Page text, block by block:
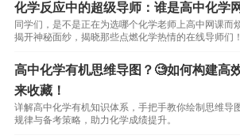
化学反应中的超级导师：谁是高中化学
同学们，是不是正在为选哪个化学老师上高中网课而
揭开神秘面纱，揭晓那些点燃化学热情的在线导师们
高中化学有机思维导图？🧐如何构建高
来收藏！
详解高中化学有机知识体系，手把手教你绘制思维导
规律与备考策略，助力化学成绩提升。